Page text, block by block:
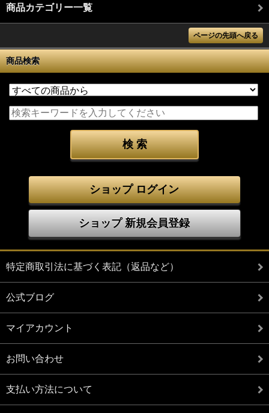
商品カテゴリー一覧
ページの先頭へ戻る
商品検索
ショップ ログイン
ショップ 新規会員登録
特定商取引法に基づく表記（返品など）
公式ブログ
マイアカウント
お問い合わせ
支払い方法について